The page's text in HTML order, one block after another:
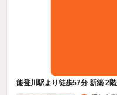
能登川駅より徒歩57分 新築 2